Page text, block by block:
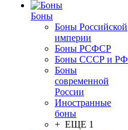
Боны
Боны Российской
империи
Боны РСФСР
Боны СССР и РФ
Боны
современной
России
Иностранные
боны
+ ЕЩЕ 1